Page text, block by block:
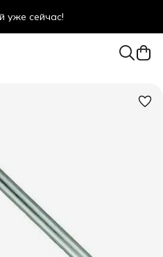
уже сейчас!
для физ. лиц